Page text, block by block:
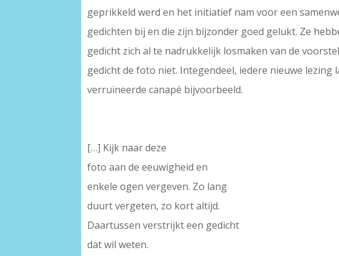
geprikkeld werd en het initiatief nam voor een
gedichten bij en die zijn bijzonder goed gelukt. Ze
gedicht zich al te nadrukkelijk losmaken van de
gedicht de foto niet. Integendeel, iedere nieuwe lezing
verruïneerde canapé bijvoorbeeld.
[…] Kijk naar deze
foto aan de eeuwigheid en
enkele ogen vergeven. Zo lang
duurt vergeten, zo kort altijd.
Daartussen verstrijkt een gedicht
dat wil weten.